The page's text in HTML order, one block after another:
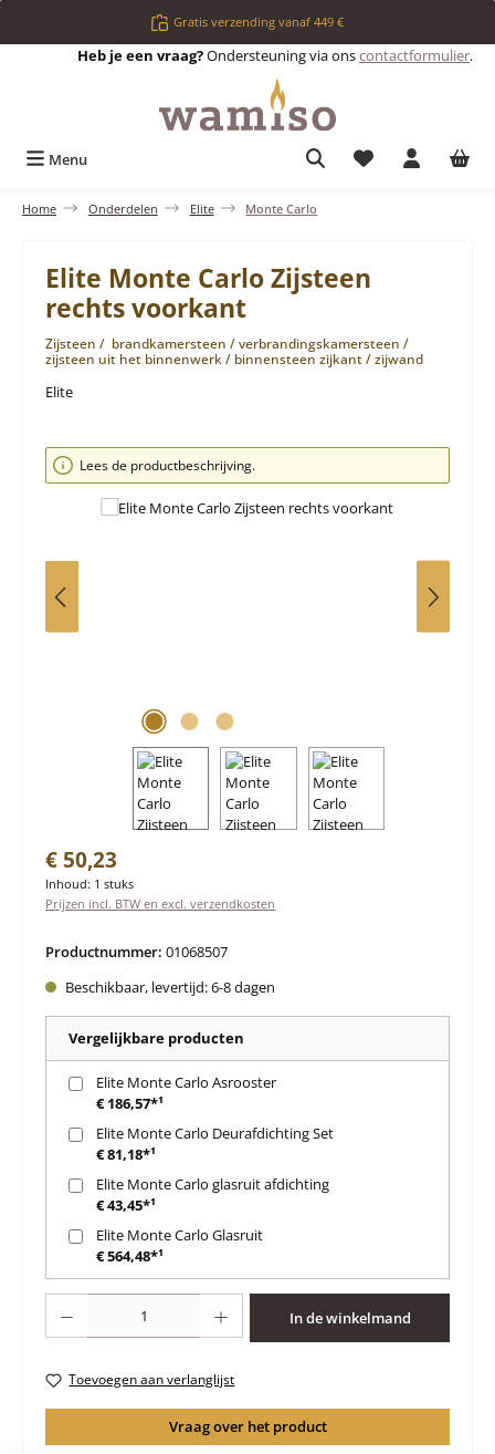
Ga naar de hoofdinhoudGratis verzending vanaf 449 €
Heb je een vraag?Ondersteuning via onscontactformulier.
Menu Je hebt 0 items
Home Onderdelen Elite Monte Carlo
Elite Monte Carlo Zijsteen
rechts voorkant
Zijsteen / brandkamersteen / verbrandingskamersteen /
zijsteen uit het binnenwerk / binnensteen zijkant / zijwand
Elite
Afbeeldingengalerij overslaan
Lees de productbeschrijving.
Normale prijs:
€ 50,23
Inhoud: 1 stuks
Prijzen incl. BTW en excl. verzendkosten
Productnummer: 01068507
Beschikbaar, levertijd: 6-8 dagen
Vergelijkbare producten
Elite Monte Carlo Asrooster
€ 186,57*¹
Elite Monte Carlo Deurafdichting Set
€ 81,18*¹
Elite Monte Carlo glasruit afdichting
€ 43,45*¹
Elite Monte Carlo Glasruit
€ 564,48*¹
In de winkelmand
Toevoegen aan verlanglijst
Vraag over het product